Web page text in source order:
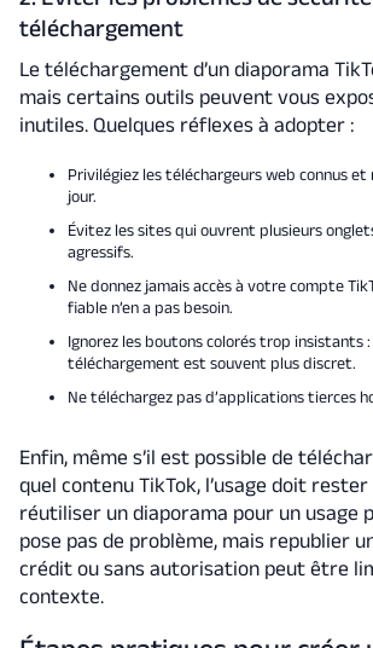
téléchargement
Le téléchargement d’un diaporama
mais certains outils peuvent vous
inutiles. Quelques réflexes à adopter :
Privilégiez les téléchargeurs web connus
jour.
Évitez les sites qui ouvrent plusieurs
agressifs.
Ne donnez jamais accès à votre compte
fiable n’en a pas besoin.
Ignorez les boutons colorés trop insistants
téléchargement est souvent plus discret.
Ne téléchargez pas d’applications tierces
Enfin, même s’il est possible de
quel contenu TikTok, l’usage doit
réutiliser un diaporama pour un usage
pose pas de problème, mais republier
crédit ou sans autorisation peut être
contexte.